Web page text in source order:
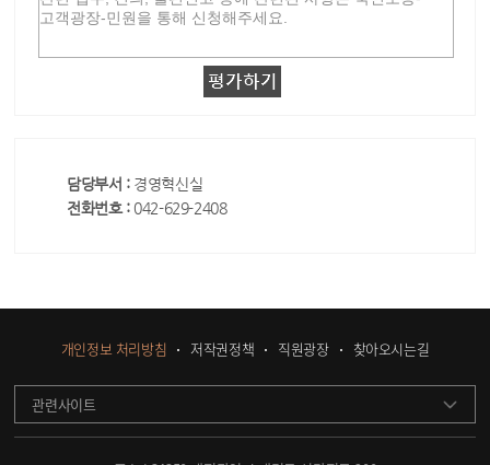
담당부서 : 경영혁신실
전화번호 : 042-629-2408
개인정보 처리방침 저작권정책 직원광장 찾아오시는길
관련사이트